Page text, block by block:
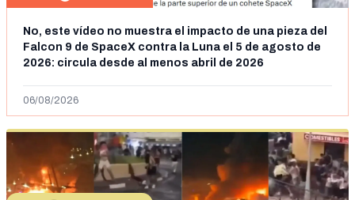
No, este vídeo no muestra el impacto de una pieza del
Falcon 9 de SpaceX contra la Luna el 5 de agosto de
2026: circula desde al menos abril de 2026
06/08/2026